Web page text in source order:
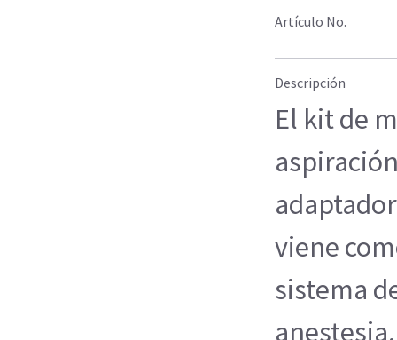
Artículo No.
Descripción
El kit de
viene
sistema